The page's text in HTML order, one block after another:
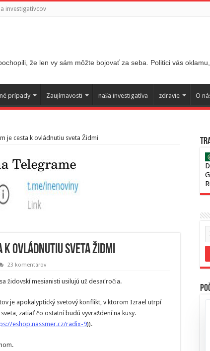
investigatívcov
že len vy sám môžte bojovať za seba. Politici vás
prípady Zaujímavosti naša investigatíva zdravie O
je cesta k ovládnutiu sveta Židmi
k ovládnutiu sveta Židmi
23 komentárov
židovskí mesianisti usilujú už desaťročia.
je apokalyptický svetový konflikt, v ktorom Izrael utrpí
zatiaľ čo ostatní budú vyvraždení na kusy.
eshop.nassmer.cz/radix-9)).